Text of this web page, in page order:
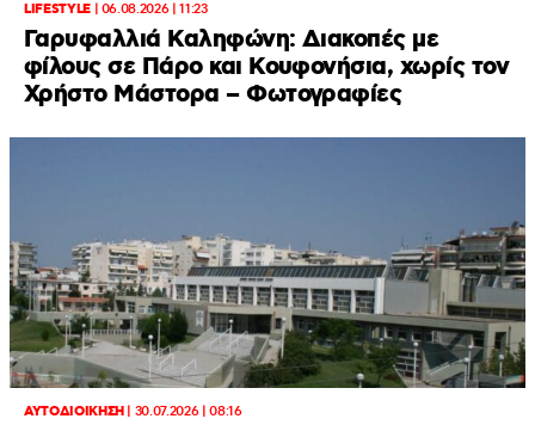
LIFESTYLE| 06.08.2026 | 11:23
Γαρυφαλλιά Καληφώνη: Διακοπές με
φίλους σε Πάρο και Κουφονήσια, χωρίς τον
Χρήστο Μάστορα – Φωτογραφίες
ΑΥΤΟΔΙΟΙΚΗΣΗ| 30.07.2026 | 08:16